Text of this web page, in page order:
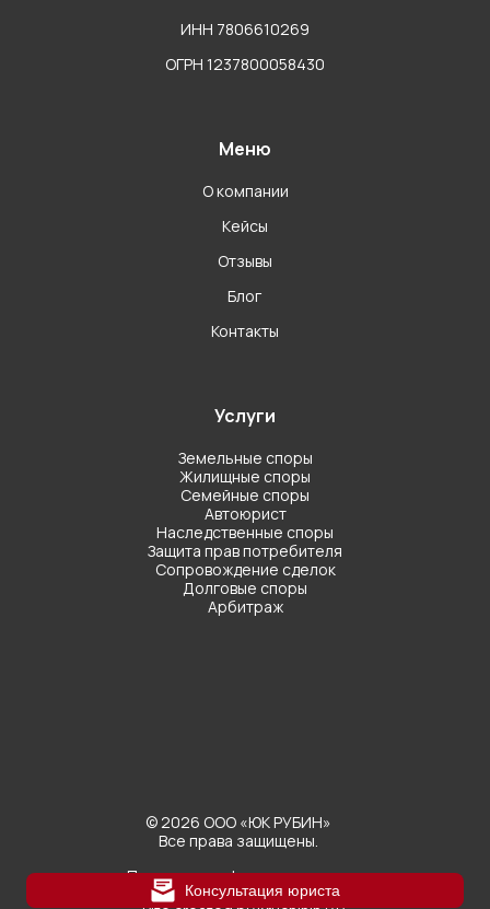
© 2026 ООО «ЮК РУБИН»
Все права защищены.
Политика конфиденциальности
ОГРН 1237800058430
ИНН 7806610269
Меню
О компании
Кейсы
Отзывы
Блог
Контакты
Земельные споры
Жилищные споры
Семейные споры
Автоюрист
Наследственные споры
Защита прав потребителя
Сопровождение сделок
Долговые споры
Арбитраж
Услуги